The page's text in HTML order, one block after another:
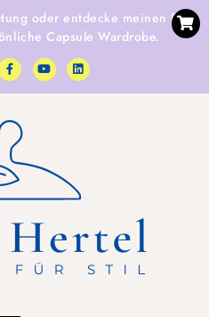
oder entdecke meinen E-
Capsule Wardrobe.